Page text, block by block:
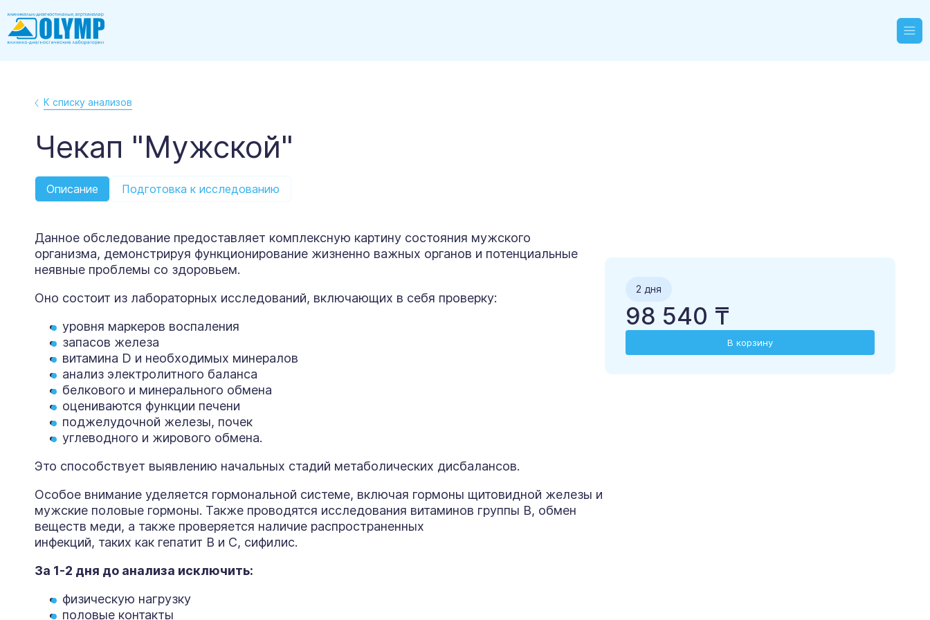
К списку анализов
Чекап "Мужской"
Описание Подготовка к исследованию
Данное обследование предоставляет комплексную картину состояния мужского
организма, демонстрируя функционирование жизненно важных органов и потенциальные
неявные проблемы со здоровьем.
Оно состоит из лабораторных исследований, включающих в себя проверку:
уровня маркеров воспаления
запасов железа
витамина D и необходимых минералов
анализ электролитного баланса
белкового и минерального обмена
оцениваются функции печени
поджелудочной железы, почек
углеводного и жирового обмена.
Это способствует выявлению начальных стадий метаболических дисбалансов.
Особое внимание уделяется гормональной системе, включая гормоны щитовидной железы и
мужские половые гормоны. Также проводятся исследования витаминов группы B, обмен
веществ меди, а также проверяется наличие распространенных
инфекций, таких как гепатит B и C, сифилис.
За 1-2 дня до анализа исключить:
физическую нагрузку
половые контакты
2 дня
98 540 ₸
В корзину